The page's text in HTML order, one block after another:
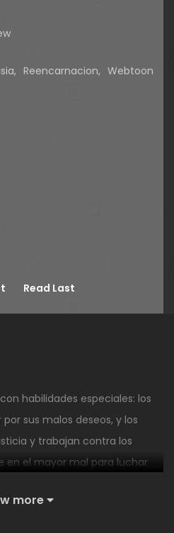
, Reencarnacion, Webtoon
Read Last
habilidades especiales: los
sus malos deseos, y los
y trabajan contra los
en el mayor mal para luchar
Justo cuando pensaba que
more